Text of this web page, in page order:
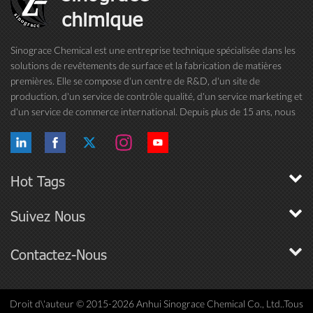
chimique
Sinograce Chemical est une entreprise technique spécialisée dans les
solutions de revêtements de surface et la fabrication de matières
premières. Elle se compose d'un centre de R&D, d'un site de
production, d'un service de contrôle qualité, d'un service marketing et
d'un service de commerce international. Depuis plus de 15 ans, nous
Hot Tags
Suivez Nous
Contactez-Nous
Droit d\'auteur © 2015-2026 Anhui Sinograce Chemical Co., Ltd..Tous